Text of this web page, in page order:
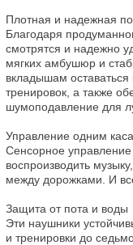
Плотная и надежная
Благодаря
смотрятся и надежно
мягких амбушюр и
вкладышам
тренировок, а также
шумоподавление для
Управление одним
Сенсорное управление
воспроизводить
между дорожками. И
Защита от пота и воды
Эти наушники
и тренировки до